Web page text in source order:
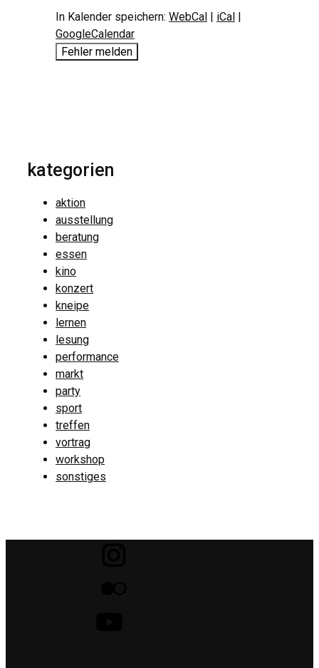
In Kalender speichern: WebCal | iCal |
GoogleCalendar
Fehler melden
kategorien
aktion
ausstellung
beratung
essen
kino
konzert
kneipe
lernen
lesung
performance
markt
party
sport
treffen
vortrag
workshop
sonstiges